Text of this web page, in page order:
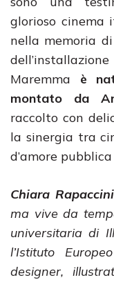
glorioso cinema
nella memoria
Maremma è
montato da
raccolto con
la sinergia tra
d’amore
Chiara
ma vive da
universitaria di
l’Istituto
designer,